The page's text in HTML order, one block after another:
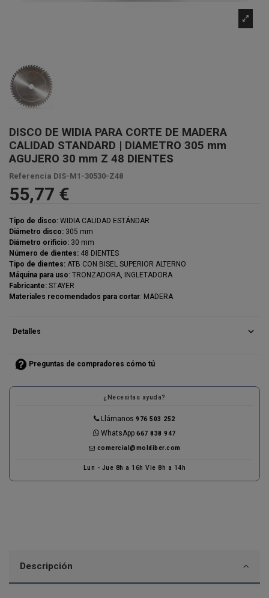
DISCO DE WIDIA PARA CORTE DE MADERA
CALIDAD STANDARD | DIAMETRO 305 mm
AGUJERO 30 mm Z 48 DIENTES
Referencia DIS-M1-30530-Z48
55,77 €
Tipo de disco: WIDIA CALIDAD ESTÁNDAR
Diámetro disco: 305 mm
Diámetro orificio: 30 mm
Número de dientes: 48 DIENTES
Tipo de dientes: ATB CON BISEL SUPERIOR ALTERNO
Máquina para uso: TRONZADORA, INGLETADORA
Fabricante: STAYER
Materiales recomendados para cortar: MADERA
Detalles expand_more
Preguntas de compradores cómo tú
¿Necesitas ayuda?
Llámanos976 503 252
WhatsApp667 838 947
comercial@moldiber.com
Lun - Jue 8h a 16h Vie 8h a 14h
Descripción